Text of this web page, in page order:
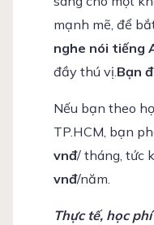
mạnh mẽ, để
nghe nói tiếng
đầy thú vị. Bạn
Nếu bạn theo
TP.HCM, bạn
vnđ/ tháng, tức
vnđ/năm.
Thực tế, học